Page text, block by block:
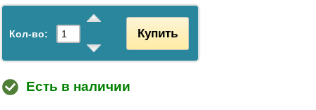
Кол-во: Купить
Есть в наличии